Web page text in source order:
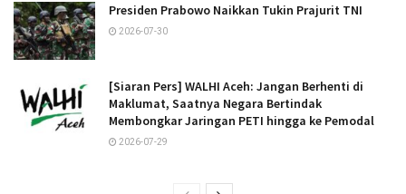
Presiden Prabowo Naikkan Tukin Prajurit TNI
2026-07-30
[Siaran Pers] WALHI Aceh: Jangan Berhenti di
Maklumat, Saatnya Negara Bertindak
Membongkar Jaringan PETI hingga ke Pemodal
2026-07-29